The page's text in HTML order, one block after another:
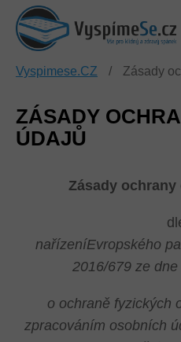
Přejít
obsah
Vyspimese.CZ / Zásady
ZÁSADY
ÚDAJŮ
Zásady
nařízeníEvropského
2016/679 ze
o ochraně fyzických
zpracováním osobních